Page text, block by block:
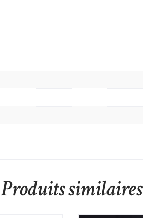
Produits similaires